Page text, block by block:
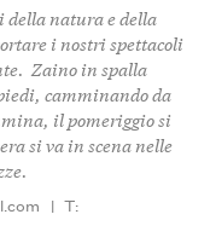
natura e della
i nostri spettacoli
Zaino in spalla
camminando da
il pomeriggio si
si va in scena nelle
| T: